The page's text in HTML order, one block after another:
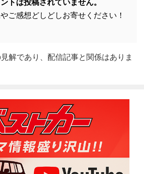
ご感想どしどしお寄せください！
解であり、配信記事と関係はありま